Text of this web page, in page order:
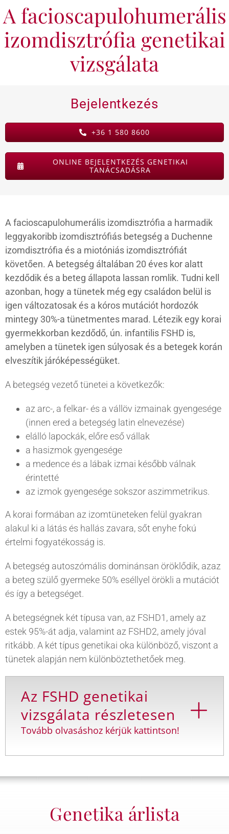
KAPCSOLAT
A facioscapulohumerális
izomdisztrófia genetikai
vizsgálata
Bejelentkezés
+36 1 580 8600
ONLINE BEJELENTKEZÉS GENETIKAI
TANÁCSADÁSRA
A facioscapulohumerális izomdisztrófia a harmadik
leggyakoribb izomdisztrófiás betegség a Duchenne
izomdisztrófia és a miotóniás izomdisztrófiát
követően. A betegség általában 20 éves kor alatt
kezdődik és a beteg állapota lassan romlik. Tudni kell
azonban, hogy a tünetek még egy családon belül is
igen változatosak és a kóros mutációt hordozók
mintegy 30%-a tünetmentes marad. Létezik egy korai
gyermekkorban kezdődő, ún. infantilis FSHD is,
amelyben a tünetek igen súlyosak és a betegek korán
elveszítik járóképességüket.
A betegség vezető tünetei a következők:
az arc-, a felkar- és a vállöv izmainak gyengesége
(innen ered a betegség latin elnevezése)
elálló lapockák, előre eső vállak
a hasizmok gyengesége
a medence és a lábak izmai később válnak
érintetté
az izmok gyengesége sokszor aszimmetrikus.
A korai formában az izomtüneteken felül gyakran
alakul ki a látás és hallás zavara, sőt enyhe fokú
értelmi fogyatékosság is.
A betegség autoszómális dominánsan öröklődik, azaz
a beteg szülő gyermeke 50% eséllyel örökli a mutációt
és így a betegséget.
A betegségnek két típusa van, az FSHD1, amely az
estek 95%-át adja, valamint az FSHD2, amely jóval
ritkább. A két típus genetikai oka különböző, viszont a
tünetek alapján nem különböztethetőek meg.
Az FSHD genetikai
vizsgálata részletesen
Tovább olvasáshoz kérjük kattintson!
Genetika árlista